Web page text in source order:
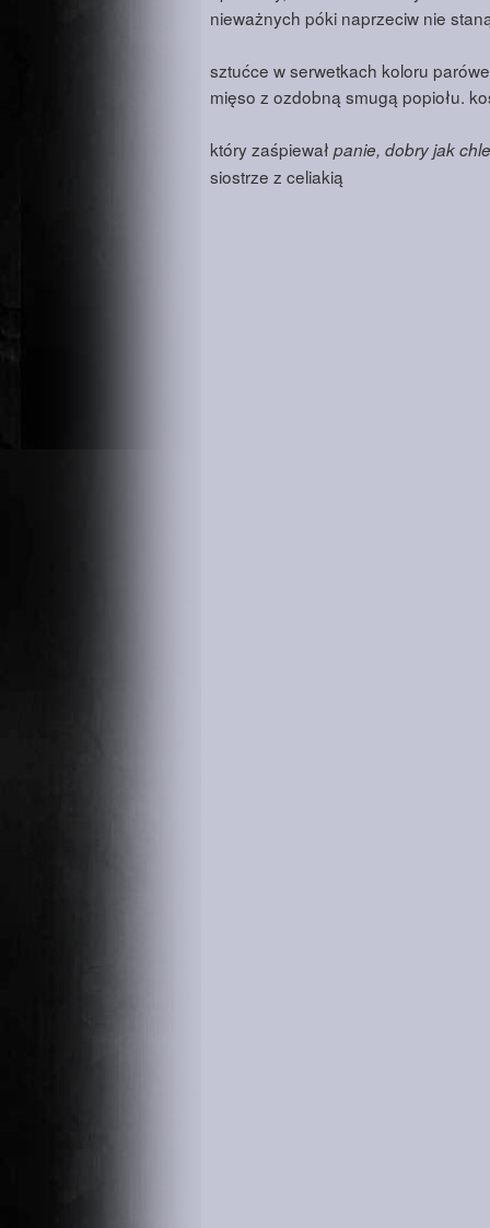
nieważnych póki naprzeciw nie
sztućce w serwetkach koloru
mięso z ozdobną smugą popiołu.
który zaśpiewał panie, dobry jak
siostrze z celiakią